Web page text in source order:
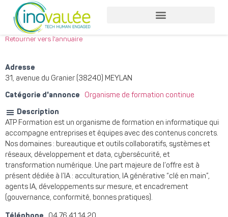
Retourner vers l'annuaire
Adresse
31, avenue du Granier (38240) MEYLAN
Catégorie d'annonce Organisme de formation continue
Description
ATP Formation est un organisme de formation en informatique qui
accompagne entreprises et équipes avec des contenus concrets.
Nos domaines : bureautique et outils collaboratifs, systèmes et
réseaux, développement et data, cybersécurité, et
transformation numérique. Une part majeure de l’offre est à
présent dédiée à l’IA : acculturation, IA générative “clé en main”,
agents IA, développements sur mesure, et encadrement
(gouvernance, conformité, bonnes pratiques).